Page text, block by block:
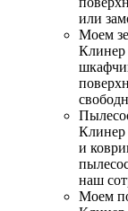
или
Моем
Клинер
Клинер
и
наш
Моем